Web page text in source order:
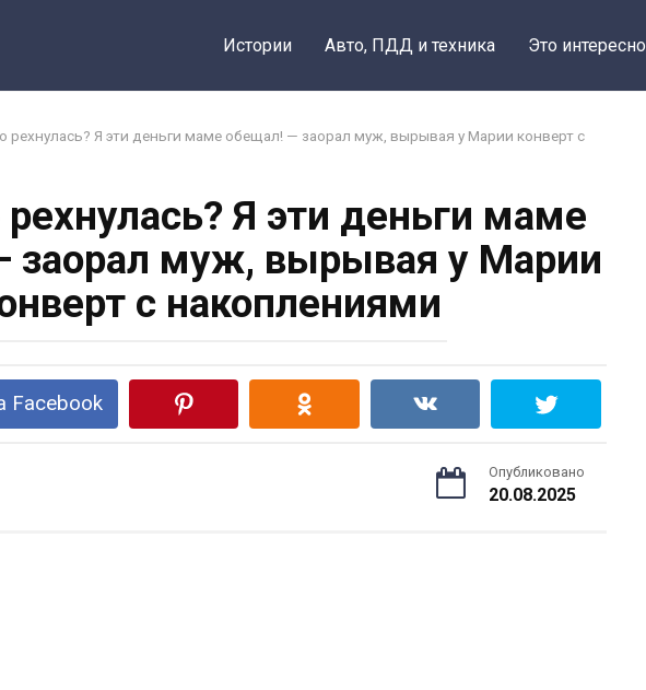
Истории Авто, ПДД и техника Это интересно
рехнулась? Я эти деньги маме обещал! — заорал муж, вырывая у Марии конверт с
Я эти деньги маме
заорал муж, вырывая у Марии
с накоплениями
Facebook
Опубликовано
20.08.2025